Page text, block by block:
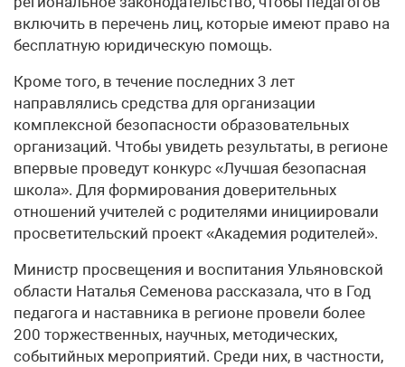
включить в перечень лиц, которые имеют право на
бесплатную юридическую помощь.
Кроме того, в течение последних 3 лет
направлялись средства для организации
комплексной безопасности образовательных
организаций. Чтобы увидеть результаты, в регионе
впервые проведут конкурс «Лучшая безопасная
школа». Для формирования доверительных
отношений учителей с родителями инициировали
просветительский проект «Академия родителей».
Министр просвещения и воспитания Ульяновской
области Наталья Семенова рассказала, что в Год
педагога и наставника в регионе провели более
200 торжественных, научных, методических,
событийных мероприятий. Среди них, в частности,